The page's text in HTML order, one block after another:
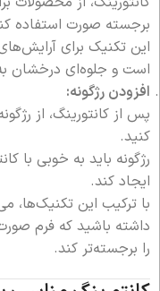
برجسته صورت استفاده
این تکنیک برای
است و جلوه‌ای درخشان
افزودن رژگونه:
پس از کانتورینگ، از
کنید.
رژگونه باید به خوبی با
ایجاد کند.
با ترکیب این تکنیک‌ها،
داشته باشید که فرم
را برجسته‌تر کند.